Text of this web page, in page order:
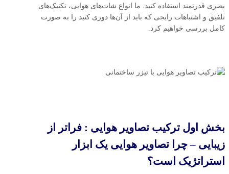
بصری قدرتمند استفاده کنید. ما انواع شات‌های هوایی، تکنیک‌های
تلفیق و اشتباهات رایجی که باید از آن‌ها دوری کنید را به صورت
کامل بررسی خواهیم کرد.
بخش اول ترکیب تصاویر هوایی : فراتر از
زیبایی – چرا تصاویر هوایی یک ابزار
استراتژیک است؟